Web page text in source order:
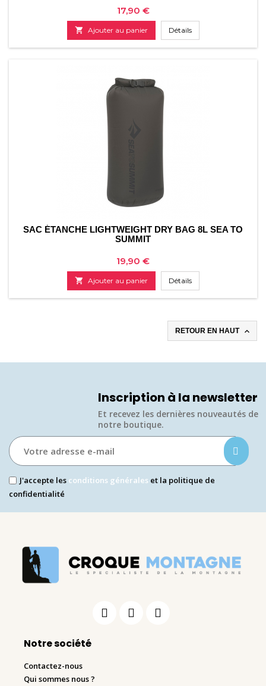
Prix
17,90 €
 Ajouter au panier Détails
SAC ÉTANCHE LIGHTWEIGHT DRY BAG 8L SEA TO
SUMMIT
Prix
19,90 €
 Ajouter au panier Détails
RETOUR EN HAUT 
Inscription à la newsletter
Et recevez les dernières nouveautés de
notre boutique.​
J'accepte les conditions générales et la politique de
confidentialité
Notre société
Contactez-nous
Qui sommes nous ?